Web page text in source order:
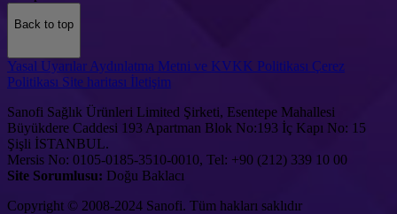
Back to top
Yasal Uyarılar Aydınlatma Metni ve KVKK Politikası Çerez
Politikası Site haritası İletişim
Sanofi Sağlık Ürünleri Limited Şirketi, Esentepe Mahallesi
Büyükdere Caddesi 193 Apartman Blok No:193 İç Kapı No: 15
Şişli İSTANBUL.
Mersis No: 0105-0185-3510-0010, Tel: +90 (212) 339 10 00
Site Sorumlusu: Doğu Baklacı
Copyright © 2008-2024 Sanofi. Tüm hakları saklıdır